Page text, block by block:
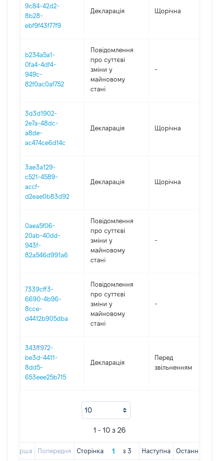
9c84-42d2-
8b28-
ebf9f43f77f9
Декларація Щорічна
b234a5a1-
0fa4-4df4-
949c-
82f0ac0af752
Повідомлення
про суттєві
зміни y
майновому
стані
-
3d3d1902-
2e7a-48dc-
a8de-
ac474ce6d14c
Декларація Щорічна
3ae3a129-
c521-4589-
accf-
d2eae0b83d92
Декларація Щорічна
0aea5f06-
20ab-40dd-
943f-
82a546d991a6
Повідомлення
про суттєві
зміни y
майновому
стані
-
7339cff3-
6690-4b96-
8cce-
d4412b905dba
Повідомлення
про суттєві
зміни y
майновому
стані
-
343ff972-
be3d-4411-
8dd5-
653eee25b715
Декларація
Перед
звільненням
1 - 10 з 26
Перша Попередня Сторінка з 3 Наступна Остання